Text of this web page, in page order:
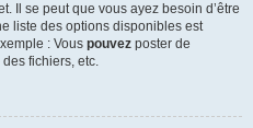
Il se peut que vous ayez besoin d’être
liste des options disponibles est
: Vous pouvez poster de
fichiers, etc.